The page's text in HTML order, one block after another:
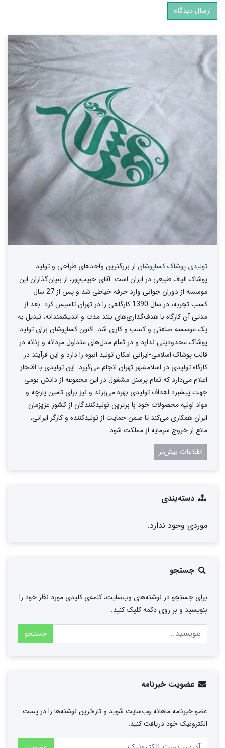
ارسال دیدگاه
تولیدی پوشاک کساپوشان از بزرگترین واحد‌های طراحی و تولید‌
پوشاک الیاف طبیعی در ایران است. آقای حبیب‌پور، از بنیان‌گذاران این
موسسه از دوران جوانی وارد حرفه خیاطی شد و پس از 27 سال
کسب تجربه، در سال 1390 کارگاهی را در تهران تاسیس کرد. بعد از
مدتی آن کارگاه با هدف‌گذاری‌های بلند مدت و اندیشمندانه، تبدیل به
یک موسسه صنعتی و کسب و کاری شد. اکنون کساپوشان برای تولید
پوشاک محدودیتی ندارد و در تمام مدل‌های متداول مردانه و زنانه در
قالب پوشاک اسلامی-ایرانی امکان تولید انبوه را دارد و این فرآیند در
کارگاه تولیدی در اسلامشهر تهران انجام می‌گیرد. این تولیدی با افتخار
اعلام می‌دارد که تمام پرسنل مشغول در این مجموعه از دانش بومی
جهت پیشبرد اهداف تولیدی بهره می‌برند و نیز برای تامین پارچه و
مواد اولیه محصولات خود با برترین تولیدکنندگان از کشور عزیزمان
ایران همکاری می‌کند تا ضمن حمایت از تولیدکننده و کارگر ایرانی،
مانع از خروج سرمایه از مملکت شود.
اطلاعات بیش‌تر
دسته‌بندی
موردی وجود ندارد.
جستجو
برای جستجو در نوشته‌های وب‌سایت، کلمه‌ی کلیدی مورد نظر خود را
بنویسید و بر روی دکمه کلیک کنید.
جستجو
عضویت خبرنامه
عضو خبرنامه ماهانه وب‌سایت شوید و تازه‌ترین نوشته‌ها را در پست
الکترونیک خود دریافت کنید.